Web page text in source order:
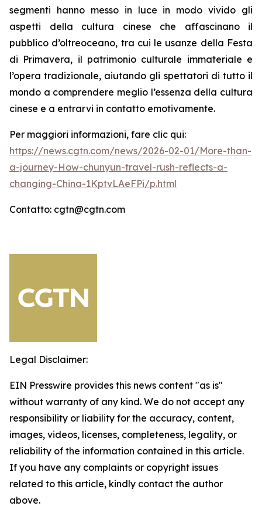
segmenti hanno messo in luce in modo vivido gli
aspetti della cultura cinese che affascinano il
pubblico d’oltreoceano, tra cui le usanze della Festa
di Primavera, il patrimonio culturale immateriale e
l’opera tradizionale, aiutando gli spettatori di tutto il
mondo a comprendere meglio l’essenza della cultura
cinese e a entrarvi in contatto emotivamente.
Per maggiori informazioni, fare clic qui:
https://news.cgtn.com/news/2026-02-01/More-than-
a-journey-How-chunyun-travel-rush-reflects-a-
changing-China-1KptvLAeFPi/p.html
Contatto: cgtn@cgtn.com
Legal Disclaimer:
EIN Presswire provides this news content "as is"
without warranty of any kind. We do not accept any
responsibility or liability for the accuracy, content,
images, videos, licenses, completeness, legality, or
reliability of the information contained in this article.
If you have any complaints or copyright issues
related to this article, kindly contact the author
above.